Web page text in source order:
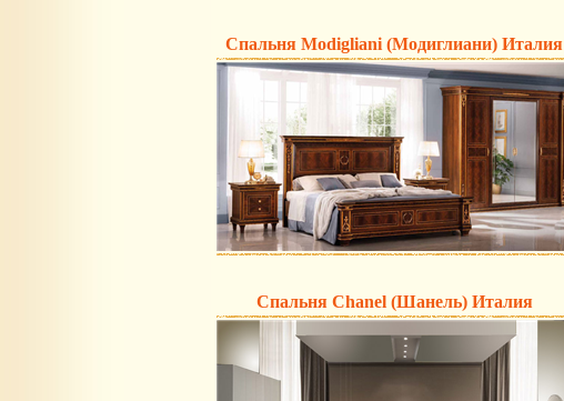
Спальня Modigliani (Модиглиани) Италия
Спальня Chanel (Шанель) Италия